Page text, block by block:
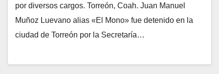
por diversos cargos. Torreón, Coah. Juan Manuel
Muñoz Luevano alias «El Mono» fue detenido en la
ciudad de Torreón por la Secretaría…